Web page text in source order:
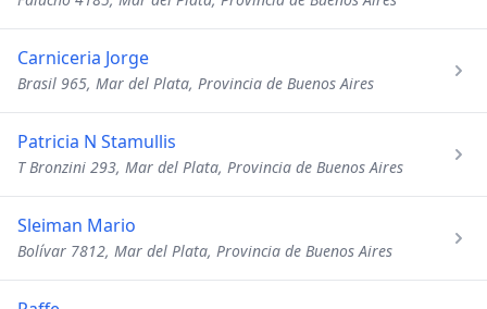
Carniceria Jorge
Brasil 965, Mar del Plata, Provincia de Buenos Aires
Patricia N Stamullis
T Bronzini 293, Mar del Plata, Provincia de Buenos Aires
Sleiman Mario
Bolívar 7812, Mar del Plata, Provincia de Buenos Aires